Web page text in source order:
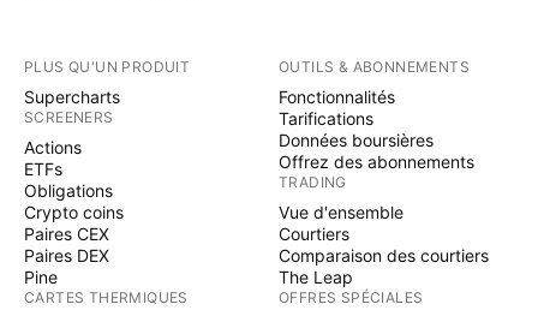
PLUS QU'UN PRODUIT
Supercharts
SCREENERS
Actions
ETFs
Obligations
Crypto coins
Paires CEX
Paires DEX
Pine
CARTES THERMIQUES
OUTILS & ABONNEMENTS
Fonctionnalités
Tarifications
Données boursières
Offrez des abonnements
TRADING
Vue d'ensemble
Courtiers
Comparaison des courtiers
The Leap
OFFRES SPÉCIALES